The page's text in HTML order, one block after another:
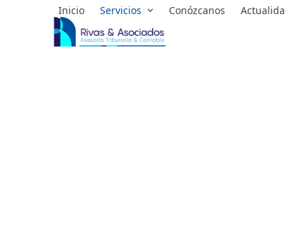
Inicio Servicios Conózcanos